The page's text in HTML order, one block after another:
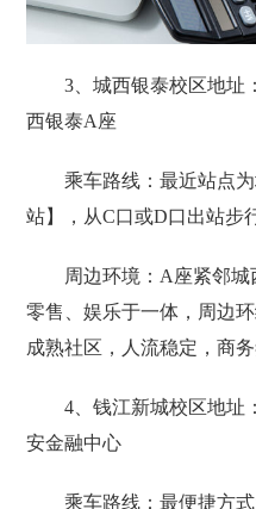
3、城西银泰校区地址
西银泰A座
乘车路线：最近站点
站】‌，从C口或D口出站步
周边环境：A座紧邻‌城
零售、娱乐于一体，周边
成熟社区，人流稳定，商务
4、钱江新城校区地址
安金融中心
乘车路线：最便捷方